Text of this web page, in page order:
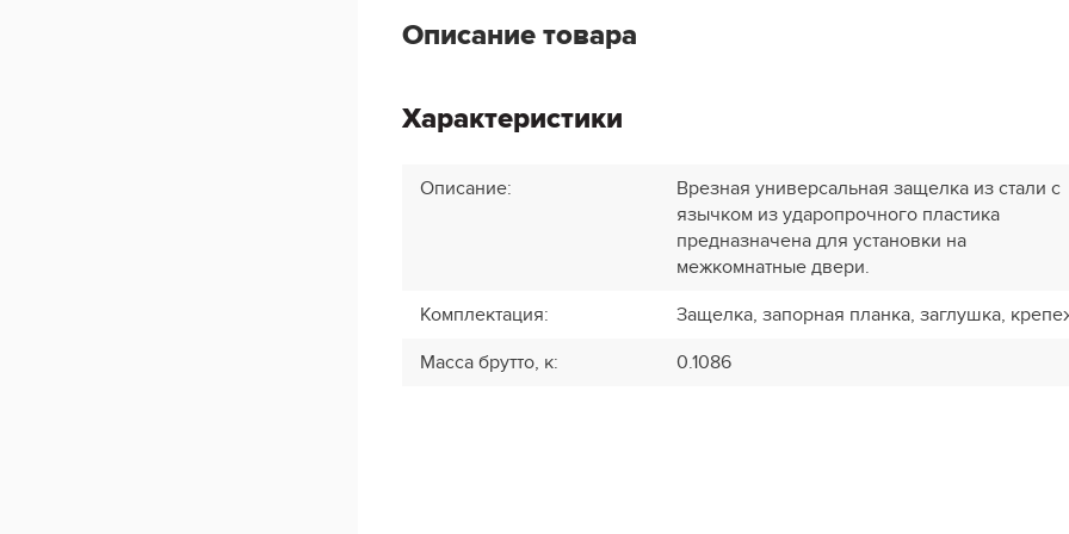
Описание товара
Характеристики
Описание:
Врезная универсальная защелка из стали с
язычком из ударопрочного пластика
предназначена для установки на
межкомнатные двери.
Комплектация:
Защелка, запорная планка, заглушка,
Масса брутто, к: 0.1086